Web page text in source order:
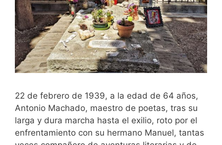
22 de febrero de 1939, a la edad de 64 años,
Antonio Machado, maestro de poetas, tras su
larga y dura marcha hasta el exilio, roto por el
enfrentamiento con su hermano Manuel, tantas